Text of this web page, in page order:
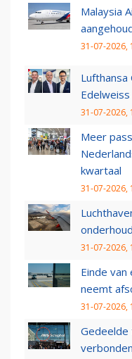
Malaysia
31-07-2026,
Lufthansa
31-07-2026,
Meer
kwartaal
31-07-2026,
31-07-2026,
Einde
neemt
31-07-2026,
Gedeelde